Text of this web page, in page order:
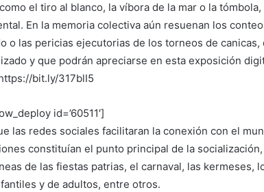
el tiro al blanco, la víbora de la mar o la
En la memoria colectiva aún resuenan los
o las pericias ejecutorias de los torneos de canicas,
y que podrán apreciarse en esta exposición
bit.ly/317blI5
id=’60511′]
las redes sociales facilitaran la conexión con el
constituían el punto principal de la
de las fiestas patrias, el carnaval, las kermeses,
y de adultos, entre otros.